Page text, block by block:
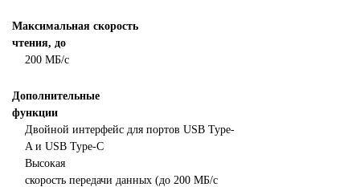
Максимальная скорость
чтения, до
200 МБ/с
Дополнительные
функции
Двойной интерфейс для портов USB Type-
A и USB Type-C
Высокая
скорость передачи данных (до 200 МБ/с